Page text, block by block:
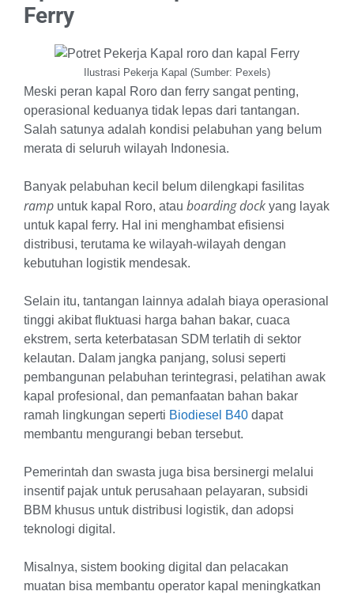
Ferry
Ilustrasi Pekerja Kapal (Sumber: Pexels)
Meski peran kapal Roro dan ferry sangat penting,
operasional keduanya tidak lepas dari tantangan.
Salah satunya adalah kondisi pelabuhan yang belum
merata di seluruh wilayah Indonesia.
Banyak pelabuhan kecil belum dilengkapi fasilitas
ramp untuk kapal Roro, atau boarding dock yang layak
untuk kapal ferry. Hal ini menghambat efisiensi
distribusi, terutama ke wilayah-wilayah dengan
kebutuhan logistik mendesak.
Selain itu, tantangan lainnya adalah biaya operasional
tinggi akibat fluktuasi harga bahan bakar, cuaca
ekstrem, serta keterbatasan SDM terlatih di sektor
kelautan. Dalam jangka panjang, solusi seperti
pembangunan pelabuhan terintegrasi, pelatihan awak
kapal profesional, dan pemanfaatan bahan bakar
ramah lingkungan seperti Biodiesel B40 dapat
membantu mengurangi beban tersebut.
Pemerintah dan swasta juga bisa bersinergi melalui
insentif pajak untuk perusahaan pelayaran, subsidi
BBM khusus untuk distribusi logistik, dan adopsi
teknologi digital.
Misalnya, sistem booking digital dan pelacakan
muatan bisa membantu operator kapal meningkatkan